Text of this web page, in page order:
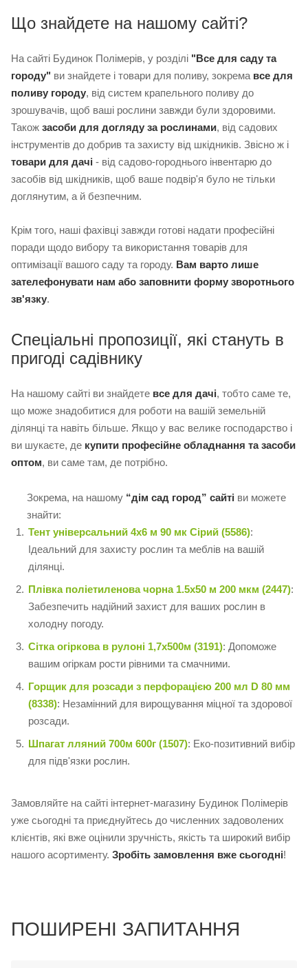
Що знайдете на нашому сайті?
На сайті Будинок Полімерів, у розділі "Все для саду та
городу" ви знайдете і товари для поливу, зокрема все для
поливу городу, від систем крапельного поливу до
зрошувачів, щоб ваші рослини завжди були здоровими.
Також засоби для догляду за рослинами, від садових
інструментів до добрив та захисту від шкідників. Звісно ж і
товари для дачі - від садово-городнього інвентарю до
засобів від шкідників, щоб ваше подвір'я було не тільки
доглянутим, а й безпечним.
Крім того, наші фахівці завжди готові надати професійні
поради щодо вибору та використання товарів для
оптимізації вашого саду та городу. Вам варто лише
зателефонувати нам або заповнити форму зворотнього
зв'язку.
Спеціальні пропозиції, які стануть в
пригоді садівнику
На нашому сайті ви знайдете все для дачі, тобто саме те,
що може знадобитися для роботи на вашій земельній
ділянці та навіть більше. Якщо у вас велике господарство і
ви шукаєте, де купити професійне обладнання та засоби
оптом, ви саме там, де потрібно.
Зокрема, на нашому “дім сад город” сайті ви можете
знайти:
Тент універсальний 4х6 м 90 мк Сірий (5586):
Ідеальний для захисту рослин та меблів на вашій
ділянці.
Плівка поліетиленова чорна 1.5х50 м 200 мкм (2447):
Забезпечить надійний захист для ваших рослин в
холодну погоду.
Сітка огіркова в рулоні 1,7х500м (3191): Допоможе
вашим огіркам рости рівними та смачними.
Горщик для розсади з перфорацією 200 мл D 80 мм
(8338): Незамінний для вирощування міцної та здорової
розсади.
Шпагат лляний 700м 600г (1507): Еко-позитивний вибір
для підв'язки рослин.
Замовляйте на сайті інтернет-магазину Будинок Полімерів
уже сьогодні та приєднуйтесь до численних задоволених
клієнтів, які вже оцінили зручність, якість та широкий вибір
нашого асортименту. Зробіть замовлення вже сьогодні!
ПОШИРЕНІ ЗАПИТАННЯ